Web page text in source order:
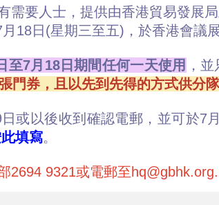
需要人士，提供由香港貿易發展
18日(星期三至五)，於香港會議
至7月18日期間任何一天使用 ，
門券，且以先到先得的方式供分
或以後收到確認電郵，並可於7
填寫。
2694 9321或電郵至